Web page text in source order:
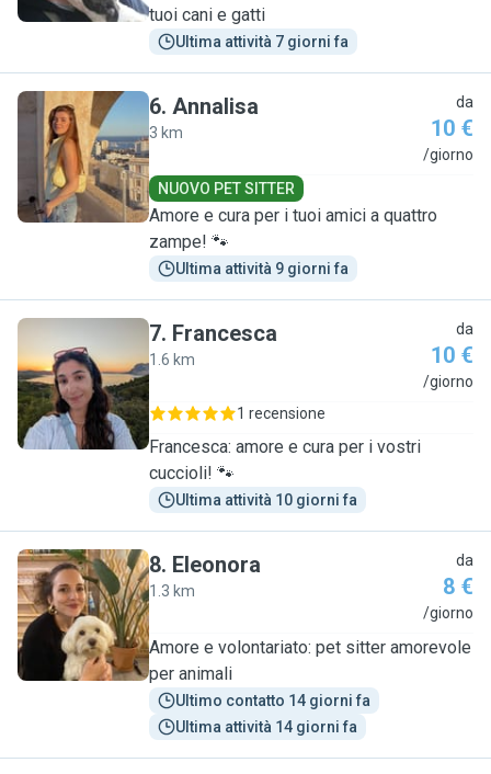
tuoi cani e gatti
Ultima attività 7 giorni fa
A
6. Annalisa
3 km
da
10 €
/giorno
NUOVO PET SITTER
Amore e cura per i tuoi amici a quattro
zampe! 🐾
Ultima attività 9 giorni fa
F
7. Francesca
1.6 km
da
10 €
/giorno
1 recensione
Francesca: amore e cura per i vostri
cuccioli! 🐾
Ultima attività 10 giorni fa
E
8. Eleonora
1.3 km
da
8 €
/giorno
Amore e volontariato: pet sitter amorevole
per animali
Ultimo contatto 14 giorni fa
Ultima attività 14 giorni fa